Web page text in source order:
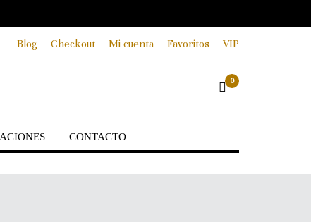
Blog Checkout Mi cuenta Favoritos VIP
0
CONTACTO